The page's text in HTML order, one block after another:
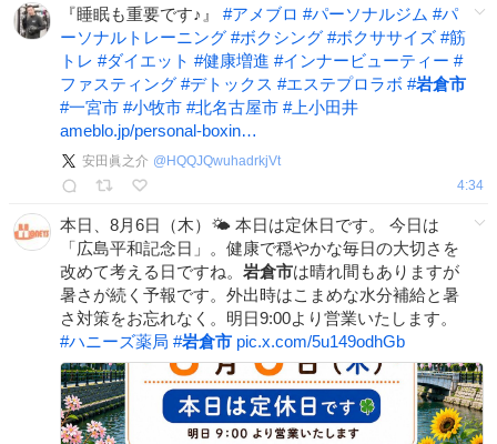
『睡眠も重要です♪』 #アメブロ #パーソナルジム #パ
ーソナルトレーニング #ボクシング #ボクササイズ #筋
トレ #ダイエット #健康増進 #インナービューティー #
ファスティング #デトックス #エステプロラボ #岩倉市
#一宮市 #小牧市 #北名古屋市 #上小田井
ameblo.jp/personal-boxin…
安田眞之介 @ HQQJQwuhadrkjVt
4:34
本日、8月6日（木）🌤️ 本日は定休日です。 今日は
「広島平和記念日」。健康で穏やかな毎日の大切さを
改めて考える日ですね。 岩倉市は晴れ間もありますが
暑さが続く予報です。外出時はこまめな水分補給と暑
さ対策をお忘れなく。明日9:00より営業いたします。
#ハニーズ薬局 #岩倉市 pic.x.com/5u149odhGb